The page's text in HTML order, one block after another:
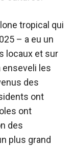
tropical qui
– a eu un
locaux et sur
enseveli les
des
ont
ont
des
plus grand